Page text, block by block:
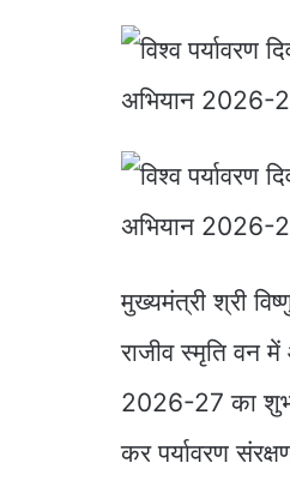
मुख्यमंत्री श्री
राजीव स्मृति वन
2026-27 का
कर पर्यावरण